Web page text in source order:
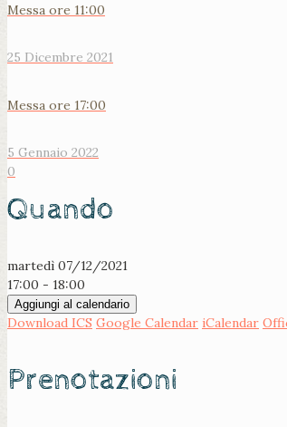
Messa ore 11:00
25 Dicembre 2021
Messa ore 17:00
5 Gennaio 2022
0
Quando
martedì 07/12/2021
17:00 - 18:00
Aggiungi al calendario
Download ICS Google Calendar iCalendar
Prenotazioni